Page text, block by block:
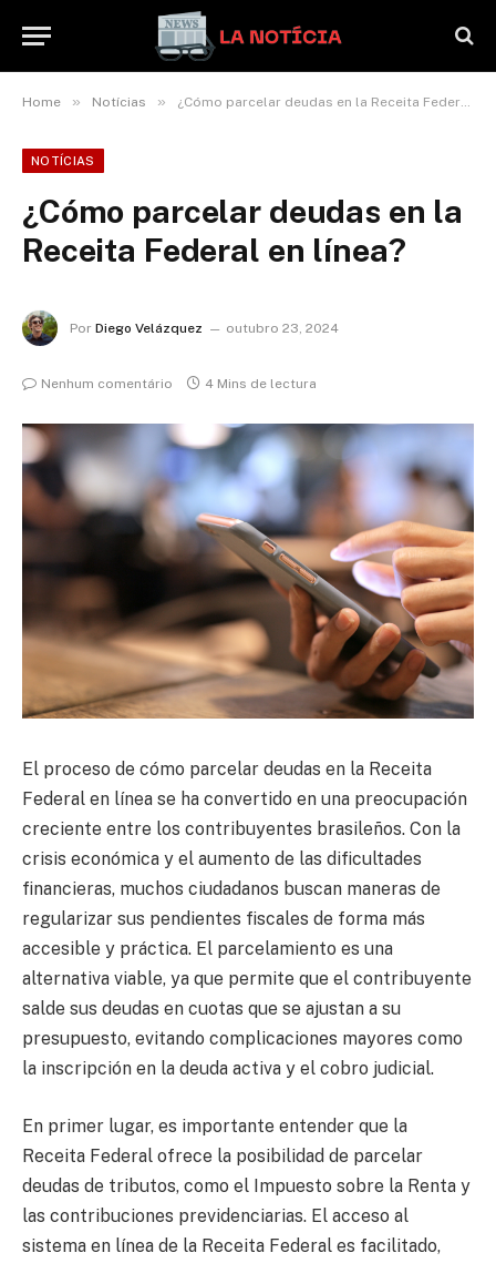
Home » Notícias » ¿Cómo parcelar deudas en la Receita Federal en línea?
NOTÍCIAS
¿Cómo parcelar deudas en la
Receita Federal en línea?
Por Diego Velázquez outubro 23, 2024
Nenhum comentário 4 Mins de lectura
El proceso de cómo parcelar deudas en la Receita
Federal en línea se ha convertido en una preocupación
creciente entre los contribuyentes brasileños. Con la
crisis económica y el aumento de las dificultades
financieras, muchos ciudadanos buscan maneras de
regularizar sus pendientes fiscales de forma más
accesible y práctica. El parcelamiento es una
alternativa viable, ya que permite que el contribuyente
salde sus deudas en cuotas que se ajustan a su
presupuesto, evitando complicaciones mayores como
la inscripción en la deuda activa y el cobro judicial.
En primer lugar, es importante entender que la
Receita Federal ofrece la posibilidad de parcelar
deudas de tributos, como el Impuesto sobre la Renta y
las contribuciones previdenciarias. El acceso al
sistema en línea de la Receita Federal es facilitado,